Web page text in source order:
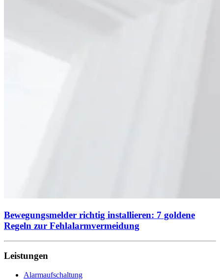
Bewegungsmelder richtig installieren: 7 goldene
Regeln zur Fehlalarm­vermeidung
Leistungen
Alarmaufschaltung